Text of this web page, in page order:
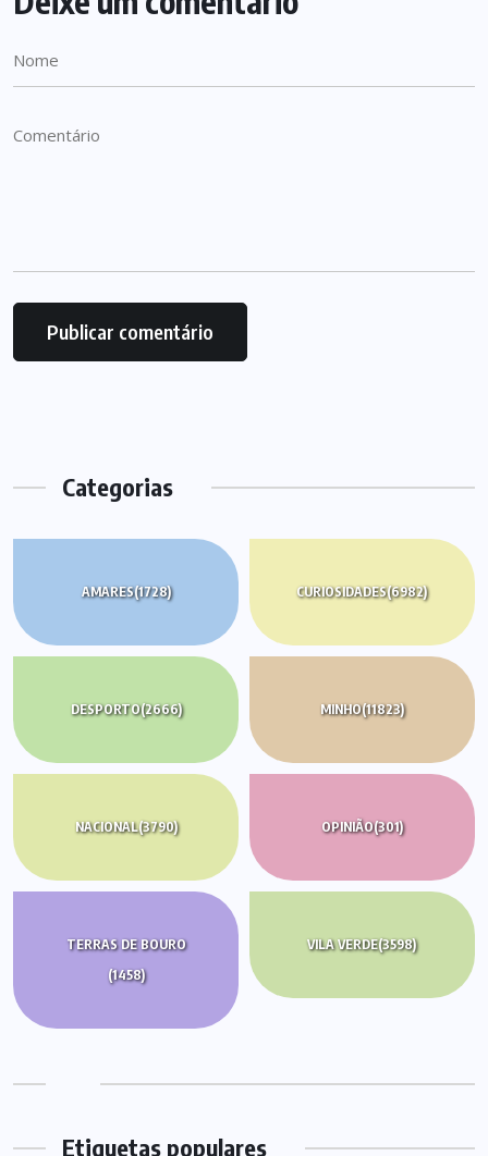
Categorias
AMARES(1728) CURIOSIDADES(6982)
DESPORTO(2666) MINHO(11823)
NACIONAL(3790) OPINIÃO(301)
TERRAS DE BOURO
(1458)
VILA VERDE(3598)
Etiquetas populares